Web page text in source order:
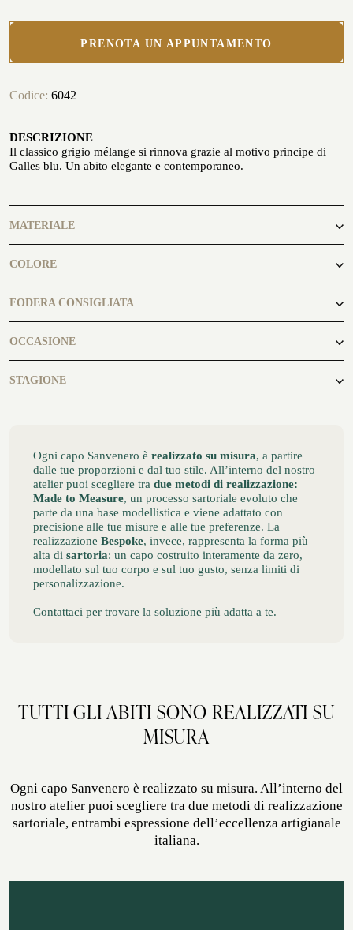
PERSONALIZZA LA TUA CAMICIA
LA STORIA
GLI ATELIER
ATELIER MILANO SFORZA
ATELIER SAVONA
SERVIZIO CORPORATE
PRENOTA UN APPUNTAMENTO
Codice: 6042
DESCRIZIONE
Il classico grigio mélange si rinnova grazie al motivo principe di
Galles blu. Un abito elegante e contemporaneo.
MATERIALE
97% Lana
3% Elastane
COLORE
blu, grigio mélange
FODERA CONSIGLIATA
light grey
OCCASIONE
business, casual
STAGIONE
Ogni capo Sanvenero è realizzato su misura, a partire
dalle tue proporzioni e dal tuo stile. All’interno del nostro
atelier puoi scegliere tra due metodi di realizzazione:
Made to Measure, un processo sartoriale evoluto che
parte da una base modellistica e viene adattato con
precisione alle tue misure e alle tue preferenze. La
realizzazione Bespoke, invece, rappresenta la forma più
alta di sartoria: un capo costruito interamente da zero,
modellato sul tuo corpo e sul tuo gusto, senza limiti di
personalizzazione.
Contattaci per trovare la soluzione più adatta a te.
TUTTI GLI ABITI SONO REALIZZATI SU
MISURA
Ogni capo Sanvenero è realizzato su misura. All’interno del
nostro atelier puoi scegliere tra due metodi di realizzazione
sartoriale, entrambi espressione dell’eccellenza artigianale
italiana.